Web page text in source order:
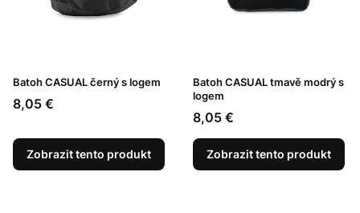
Batoh CASUAL černý s logem
Cena
8,05 €
Zobrazit tento produkt
Batoh CASUAL tmavě modrý s
logem
Cena
8,05 €
Zobrazit tento produkt